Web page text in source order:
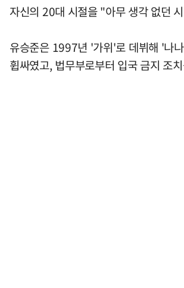
자신의 20대 시절을 "아무 생각 없던
유승준은 1997년 '가위'로 데뷔해 '나
휩싸였고, 법무부로부터 입국 금지 조